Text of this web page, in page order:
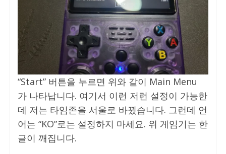
“Start” 버튼을 누르면 위와 같이 Main Menu
가 나타납니다. 여기서 이런 저런 설정이 가능한
데 저는 타임존을 서울로 바꿨습니다. 그런데 언
어는 “KO”로는 설정하지 마세요. 위 게임기는 한
글이 깨집니다.